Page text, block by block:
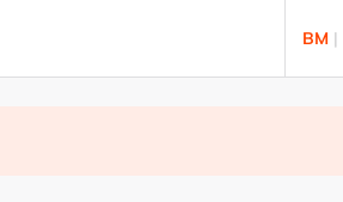
BM |